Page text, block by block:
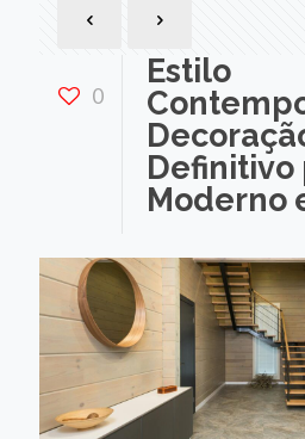
0
Estilo
Definitivo
Moderno